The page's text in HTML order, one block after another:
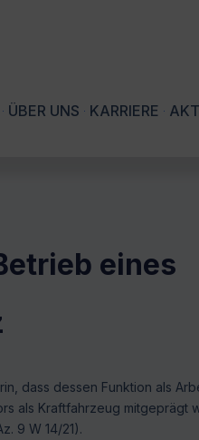
ÜBER UNS KARRIERE
eines
dass dessen Funktion als
als Kraftfahrzeug mitgeprägt
9 W 14/21).